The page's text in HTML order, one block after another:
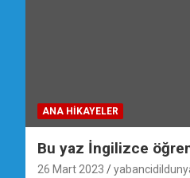
ANA HIKAYELER
Bu yaz İngilizce
26 Mart 2023